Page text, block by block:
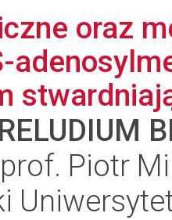
oraz
Piotr